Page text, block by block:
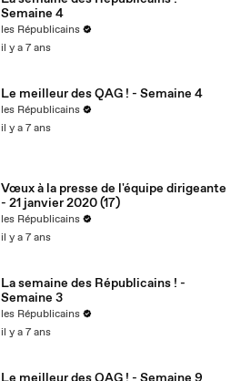
Semaine 4
les Républicains
il y a 7 ans
Le meilleur des QAG ! - Semaine 4
les Républicains
il y a 7 ans
Vœux à la presse de l'équipe dirigeante
- 21 janvier 2020 (17)
les Républicains
il y a 7 ans
La semaine des Républicains ! -
Semaine 3
les Républicains
il y a 7 ans